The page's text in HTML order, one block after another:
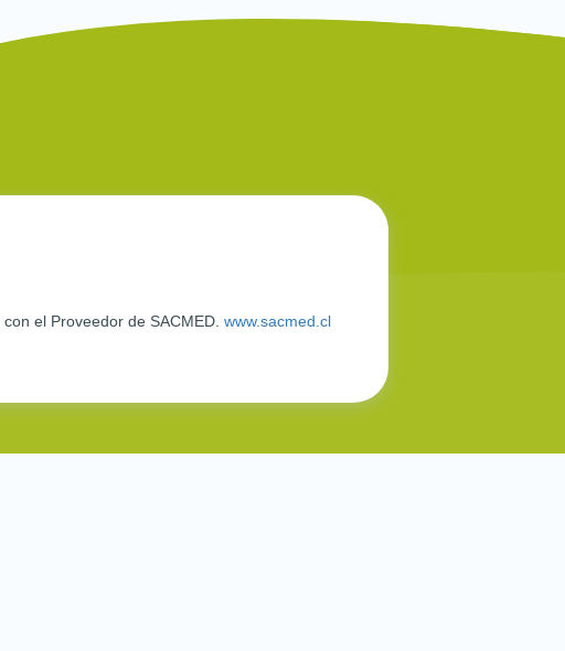
el Proveedor de SACMED. www.sacmed.cl